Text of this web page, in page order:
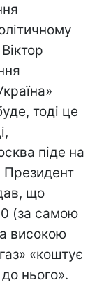
тоді це
піде на
Президент
що
(за самою
високою
«коштує
нього».